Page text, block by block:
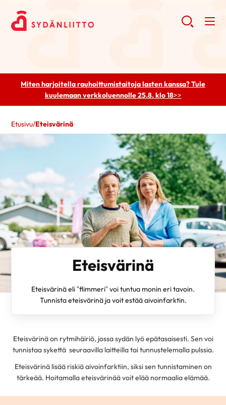
Miten harjoitella rauhoittumistaitoja lasten kanssa? Tule
kuulemaanverkkoluennolle 25.8. klo 18>>
Etusivu/Eteisvärinä
Eteisvärinä
Eteisvärinä eli ”flimmeri” voi tuntua monin eri tavoin.
Tunnista eteisvärinä ja voit estää aivoinfarktin.
Eteisvärinä on rytmihäiriö, jossa sydän lyö epätasaisesti. Sen voi
tunnistaa sykettä seuraavilla laitteilla tai tunnustelemalla pulssia.
Eteisvärinä lisää riskiä aivoinfarktiin, siksi sen tunnistaminen on
tärkeää. Hoitamalla eteisvärinää voit elää normaalia elämää.